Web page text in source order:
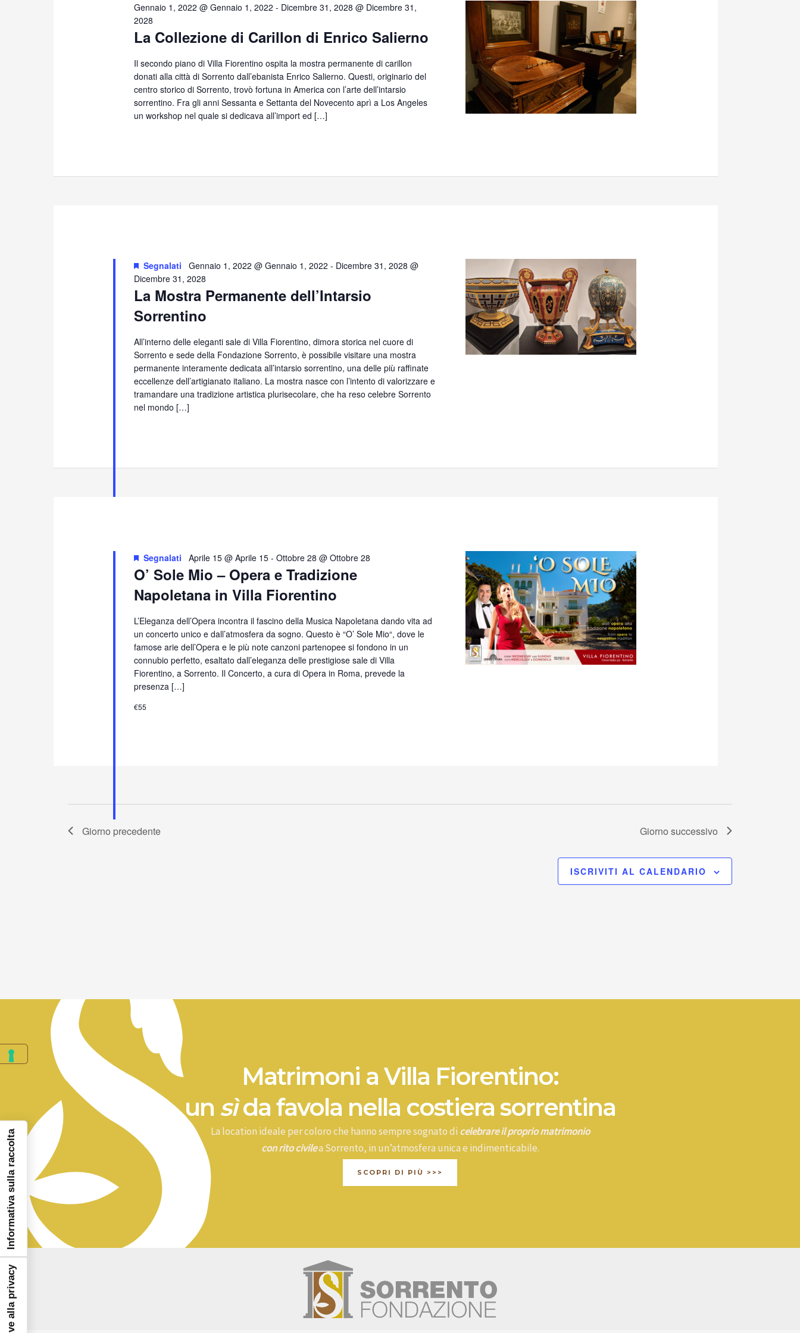
2026La Collezione di Carillon di Enrico Salierno
Gennaio 1, 2022 @ Gennaio 1, 2022 - Dicembre 31, 2028 @ Dicembre 31,
2028
Il secondo piano di Villa Fiorentino ospita la mostra permanente di carillon
donati alla città di Sorrento dall’ebanista Enrico Salierno. Questi, originario del
centro storico di Sorrento, trovò fortuna in America con l’arte dell’intarsio
sorrentino. Fra gli anni Sessanta e Settanta del Novecento aprì a Los Angeles
un workshop nel quale si dedicava all’import ed […]
La Mostra Permanente dell’Intarsio
Sorrentino
Segnalati Gennaio 1, 2022 @ Gennaio 1, 2022 - Dicembre 31, 2028 @
Dicembre 31, 2028
All’interno delle eleganti sale di Villa Fiorentino, dimora storica nel cuore di
Sorrento e sede della Fondazione Sorrento, è possibile visitare una mostra
permanente interamente dedicata all’intarsio sorrentino, una delle più raffinate
eccellenze dell’artigianato italiano. La mostra nasce con l’intento di valorizzare e
tramandare una tradizione artistica plurisecolare, che ha reso celebre Sorrento
nel mondo […]
O’ Sole Mio – Opera e Tradizione
Napoletana in Villa Fiorentino
Segnalati Aprile 15 @ Aprile 15 -Ottobre 28 @ Ottobre 28
L’Eleganza dell’Opera incontra il fascino della Musica Napoletana dando vita ad
un concerto unico e dall’atmosfera da sogno. Questo è “O’ Sole Mio“, dove le
famose arie dell’Opera e le più note canzoni partenopee si fondono in un
connubio perfetto, esaltato dall’eleganza delle prestigiose sale di Villa
Fiorentino, a Sorrento. Il Concerto, a cura di Opera in Roma, prevede la
presenza […]
€55
Giorno precedente Giorno successivo
ISCRIVITI AL CALENDARIO
Matrimoni a Villa Fiorentino:
un sìda favola nella costiera sorrentina
La location ideale per coloro che hanno sempre sognato di celebrare il proprio matrimonio
con rito civilea Sorrento, in un’atmosfera unica e indimenticabile.
SCOPRI DI PIÙ >>>
Informativa sulla raccolta